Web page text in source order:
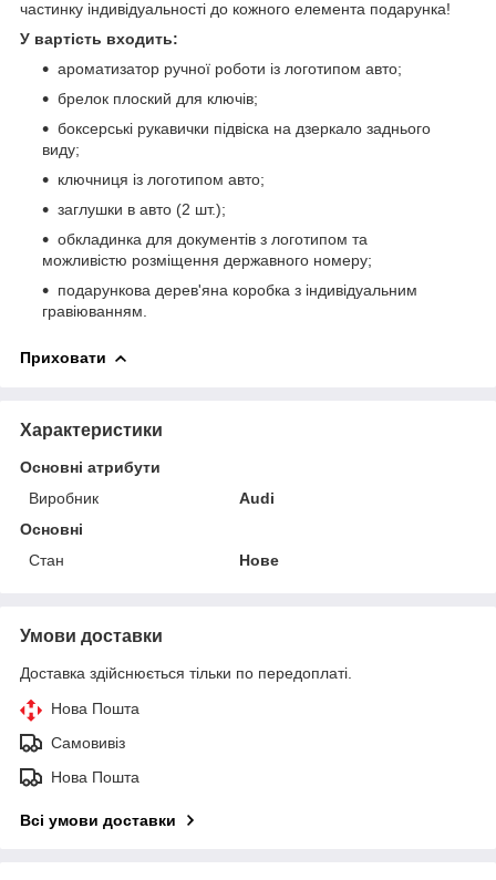
частинку індивідуальності до кожного елемента подарунка!
У вартість входить:
ароматизатор ручної роботи із логотипом авто;
брелок плоский для ключів;
боксерські рукавички підвіска на дзеркало заднього
виду;
ключниця із логотипом авто;
заглушки в авто (2 шт.);
обкладинка для документів з логотипом та
можливістю розміщення державного номеру;
подарункова дерев'яна коробка з індивідуальним
гравіюванням.
Приховати
Характеристики
Основні атрибути
Виробник
Audi
Основні
Стан
Нове
Умови доставки
Доставка здійснюється тільки по передоплаті.
Нова Пошта
Самовивіз
Нова Пошта
Всі умови доставки